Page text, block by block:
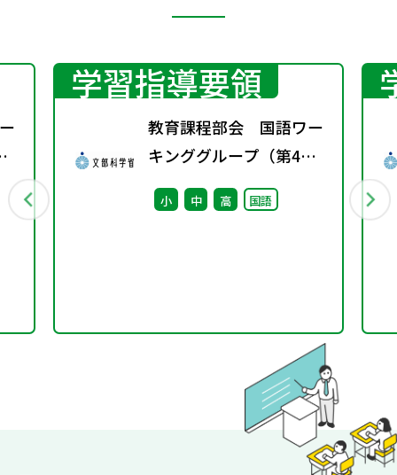
学習指導要領
教育課程部会 国語ワー
キンググループ（第4
回） 配付資料
小 中 高 国語